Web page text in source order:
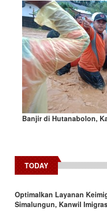
Banjir di Hutanabolon,
TODAY
Optimalkan Layanan
Simalungun, Kanwil